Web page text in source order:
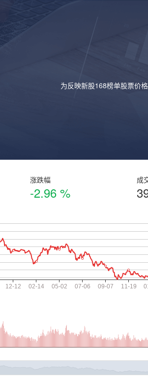
为反映新股168榜单股票价
涨跌幅
-2.96 %
成